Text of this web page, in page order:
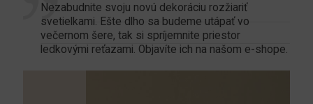
Nezabudnite svoju novú dekoráciu rozžiariť
svetielkami. Ešte dlho sa budeme utápať vo
večernom šere, tak si spríjemnite priestor
ledkovými reťazami. Objavíte ich na našom e-shope.